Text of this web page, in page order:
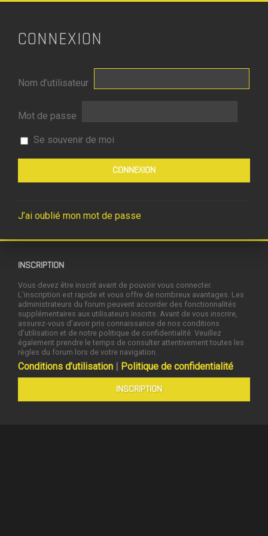
CONNEXION
Nom d’utilisateur
Mot de passe
Se souvenir de moi
J’ai oublié mon mot de passe
INSCRIPTION
Vous devez être inscrit avant de pouvoir vous connecter.
L’inscription est rapide et vous offre de nombreux avantages. Les
administrateurs du forum peuvent accorder des fonctionnalités
supplémentaires aux utilisateurs inscrits. Avant de vous inscrire,
assurez-vous d’avoir pris connaissance de nos conditions
d’utilisation et de notre politique de confidentialité. Veuillez
également prendre le temps de consulter attentivement toutes les
règles du forum lors de votre navigation.
Conditions d’utilisation | Politique de confidentialité
INSCRIPTION